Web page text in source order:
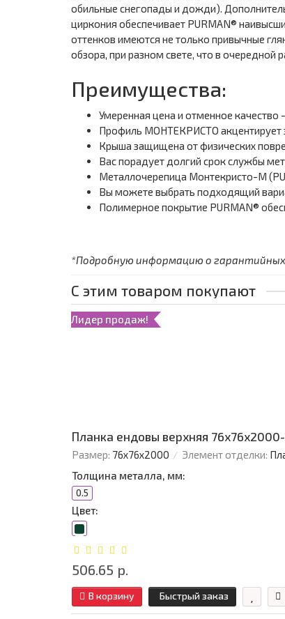
обильные снегопады и дожди).
циркония обеспечивает PURMAN®
оттенков имеются не только привычные
обзора, при разном свете, что в
Преимущества:
Умеренная цена и отменное
Профиль МОНТЕКРИСТО акцентирует
Крыша защищена от физических
Вас порадует долгий срок службы
Металлочерепица Монтекристо-M
Вы можете выбрать подходящий
Полимерное покрытие PURMAN®
*Подробную информацию о гарантийных
С этим товаром покупают
Лидер продаж!
Планка ендовы верхняя
Размер: 76х76х2000 Элемент отделки:
Толщина металла, мм:
0.5
Цвет:
506.65 р.
В корзину Быстрый заказ